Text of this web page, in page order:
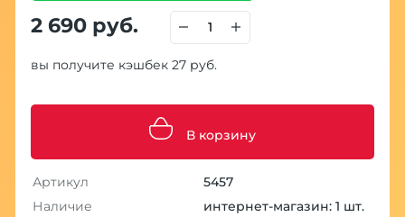
2 690 руб.
вы получите кэшбек 27 руб.
В корзину
Артикул
5457
Наличие
интернет-магазин: 1 шт.